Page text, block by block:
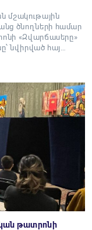
մշակութային
ծնողների համար
«Զվարճասերը»
նվիրված հայ…
թատրոնի